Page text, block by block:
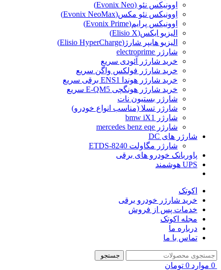
اِوونیکس نئو (Evonix Neo)
اِوونیکس نئو مکس(Evonix NeoMax)
اِوونیکس پرایم(Evonix Prime)
الیزیو ایکس(Elisio X)
الیزیو هایپر شارژ(Elisio HyperCharge)
شارژر electroprime
خرید شارژر آئودی سریع
خرید شارژر فولکس واگن سریع
خرید شارژر هوندا ENS1 برقی سریع
خرید شارژر هونگچی E-QM5 سریع
شارژر بستیون نات
شارژر تسلا (مناسب انواع خودرو)
شارژر bmw iX1
شارژر mercedes benz eqe
شارژر های DC
شارژر مگاولت ETDS-8240
پاوربانک خودرو های برقی
UPS هوشمند
اکوتک
خرید شارژر خودرو برقی
خدمات پس از فروش
مجله اکوتک
درباره ما
تماس با ما
جستجو
0 موارد 0 تومان